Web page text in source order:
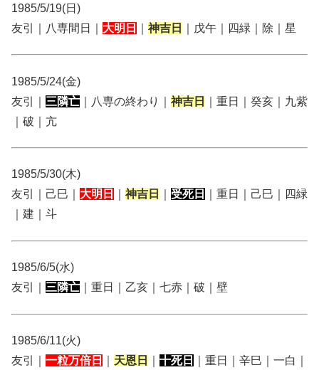
1985/5/19(日)
友引｜八専間日｜ 大明日 神吉日 ｜戊午｜四緑｜除｜星
1985/5/24(金)
友引｜ 三隣亡 ｜八専の終わり｜ 神吉日
｜重日｜癸亥｜九紫
｜破｜亢
1985/5/30(木)
友引｜己巳｜ 大明日 神吉日 受死日
｜重日｜己巳｜四緑
｜建｜斗
1985/6/5(水)
友引｜ 三隣亡 ｜重日｜乙亥｜七赤｜破｜壁
1985/6/11(火)
友引｜ 一粒万倍日 天恩日 十死日
｜重日｜辛巳｜一白｜